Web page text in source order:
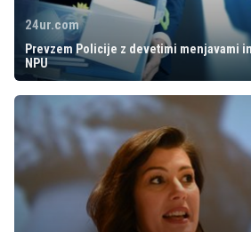
24ur.com
Prevzem Policije z devetimi menjavami
NPU